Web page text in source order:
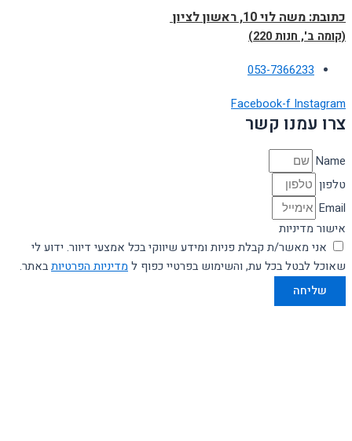
כתובת: משה לוי 10, ראשון לציון
(קומה ב', חנות 220)
053-7366233
Facebook-f Instagram
צרו עמנו קשר
Name
טלפון
Email
אישור מדיניות
אני מאשר/ת קבלת פניות ומידע שיווקי בכל אמצעי דיוור. ידוע לי
שאוכל לבטל בכל עת, והשימוש בפרטיי כפוף ל מדיניות הפרטיותבאתר.
שליחה